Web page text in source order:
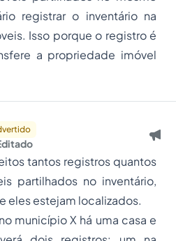
registrar o inventário na
Isso porque o registro é
a propriedade imóvel
Editado
tantos registros quantos
partilhados no inventário,
eles estejam localizados.
município X há uma casa e